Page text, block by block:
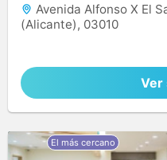
Avenida Alfonso X El
(Alicante), 03010
Ver